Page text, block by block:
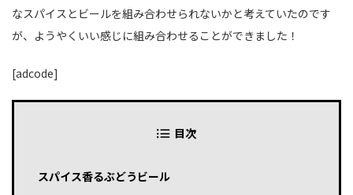
なスパイスとビールを組み合わせられないかと考えていたのです
が、ようやくいい感じに組み合わせることができました！
[adcode]
目次
スパイス香るぶどうビール